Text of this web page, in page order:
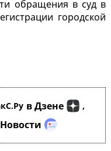
обращения в суд в
городской
в Дзене ,